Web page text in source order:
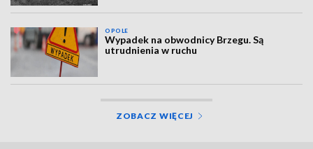
OPOLE
Wypadek na obwodnicy Brzegu. Są
utrudnienia w ruchu
ZOBACZ WIĘCEJ